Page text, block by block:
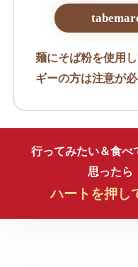
麺にそば粉を使用
ギーの方は注意が必
行ってみたい＆食べ
思ったら
ハートを押し